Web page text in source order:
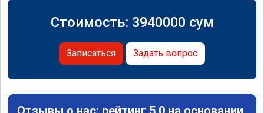
Стоимость: 3940000 сум
Записаться Задать вопрос